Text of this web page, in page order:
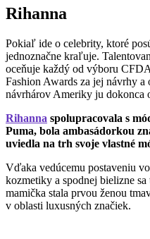
Rihanna
Pokiaľ ide o celebrity, ktoré
jednoznačne kraľuje.
oceňuje každý od výboru
Fashion Awards za jej návrhy a
návrhárov Ameriky ju dokonca
Rihanna spolupracovala s
Puma, bola ambasádorkou
uviedla na trh svoje vlastné
Vďaka vedúcemu postaveniu
kozmetiky a spodnej bielizne
mamička stala prvou ženou
v oblasti luxusných značiek.